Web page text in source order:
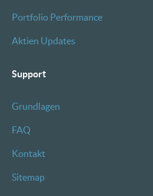
Portfolio Performance
Aktien Updates
Support
Grundlagen
FAQ
Kontakt
Sitemap